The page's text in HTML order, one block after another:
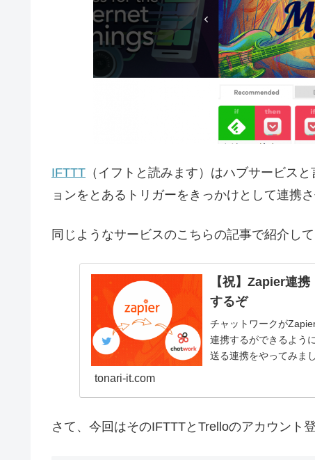
IFTTT （イフトと読みます）はハブサービス
ョンをとあるトリガーをきっかけとして連携
同じようなサービスのこちらの記事で紹介し
【祝】Zapier連
するぞ
チャットワークが
連携するができるよう
送る連携をやってみまし
tonari-it.com
さて、今回はそのIFTTTとTrelloのアカウント